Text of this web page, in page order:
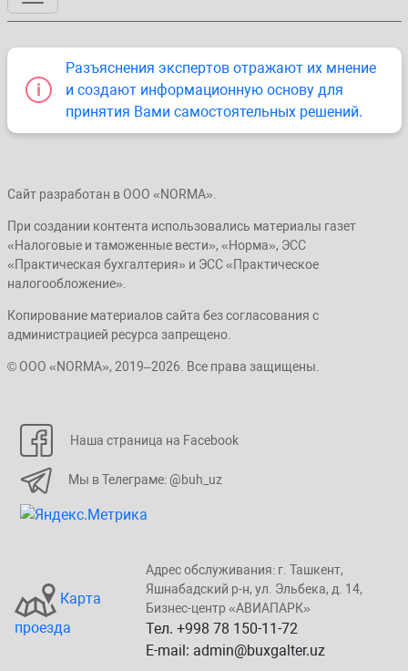
Разъяснения экспертов отражают их мнение
и создают информационную основу для
принятия Вами самостоятельных решений.
Сайт разработан в ООО «NORMA».
При создании контента использовались материалы газет
«Налоговые и таможенные вести», «Норма», ЭСС
«Практическая бухгалтерия» и ЭСС «Практическое
налогообложение».
Копирование материалов сайта без согласования с
администрацией ресурса запрещено.
© ООО «NORMA», 2019–2026. Все права защищены.
Наша страница на Facebook
Мы в Телеграме: @buh_uz
Карта
проезда
Адрес обслуживания: г. Taшкент,
Яшнaбaдский p-н, yл. Эльбeка, д. 14,
Бизнеc-центp «ABИАПAPК»
Тел. +998 78 150-11-72
E-mail: admin@buxgalter.uz